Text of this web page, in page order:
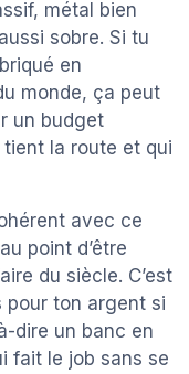
métal bien
sobre. Si tu
en
monde, ça peut
un budget
la route et qui
avec ce
point d’être
du siècle. C’est
pour ton argent si
dire un banc en
fait le job sans se